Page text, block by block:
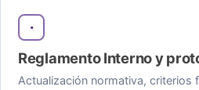
Reglamento Interno y
Actualización normativa, criterios